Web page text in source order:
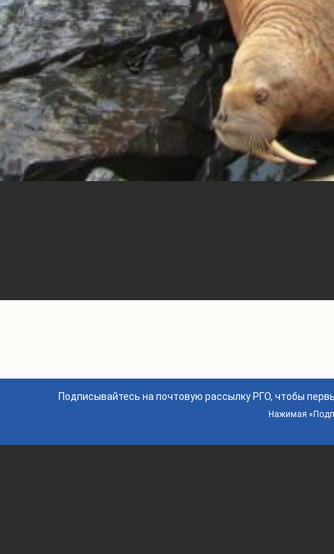
Подписывайтесь на почтовую рассылку РГО, чтобы
Нажимая